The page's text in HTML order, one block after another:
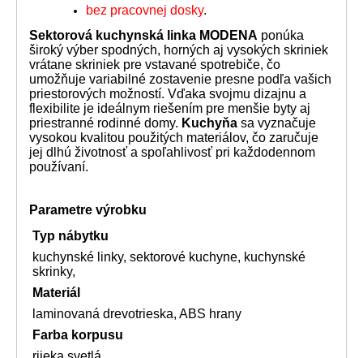
bez pracovnej dosky.
Sektorová kuchynská linka MODENA ponúka
široký výber spodných, horných aj vysokých skriniek
vrátane skriniek pre vstavané spotrebiče, čo
umožňuje variabilné zostavenie presne podľa vašich
priestorových možností. Vďaka svojmu dizajnu a
flexibilite je ideálnym riešením pre menšie byty aj
priestranné rodinné domy. Kuchyňa sa vyznačuje
vysokou kvalitou použitých materiálov, čo zaručuje
jej dlhú životnosť a spoľahlivosť pri každodennom
používaní.
Parametre výrobku
Typ nábytku
kuchynské linky, sektorové kuchyne, kuchynské
skrinky,
Materiál
laminovaná drevotrieska, ABS hrany
Farba korpusu